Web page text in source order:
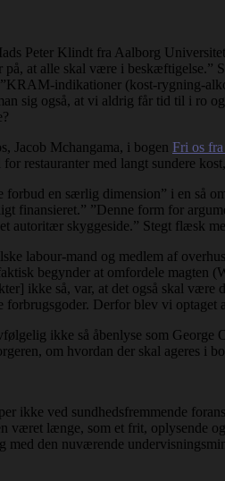
Peter Klindt fra Aalborg
at alle skal være i beskæftigelse.”
indikationer (kost-rygning-
sig også, at vi aldrig får tid til i ro
Jacob Mchangama, i bogen Fri os
restauranter med langt sundere
forbud en særlig dimension” i en
finansieret.” ”Denne form for
autoritær skyggeside.” Stegt flæsk
labour-mand og medlem af
begynder at omfordele magten
ikke så, var, at det også skal
Derfor blev vi optaget
ikke så åbenlyse som
om hvordan der skal ageres i
ikke ved sundhedsfremmende
været længe, som et frit, oplysende
den nuværende